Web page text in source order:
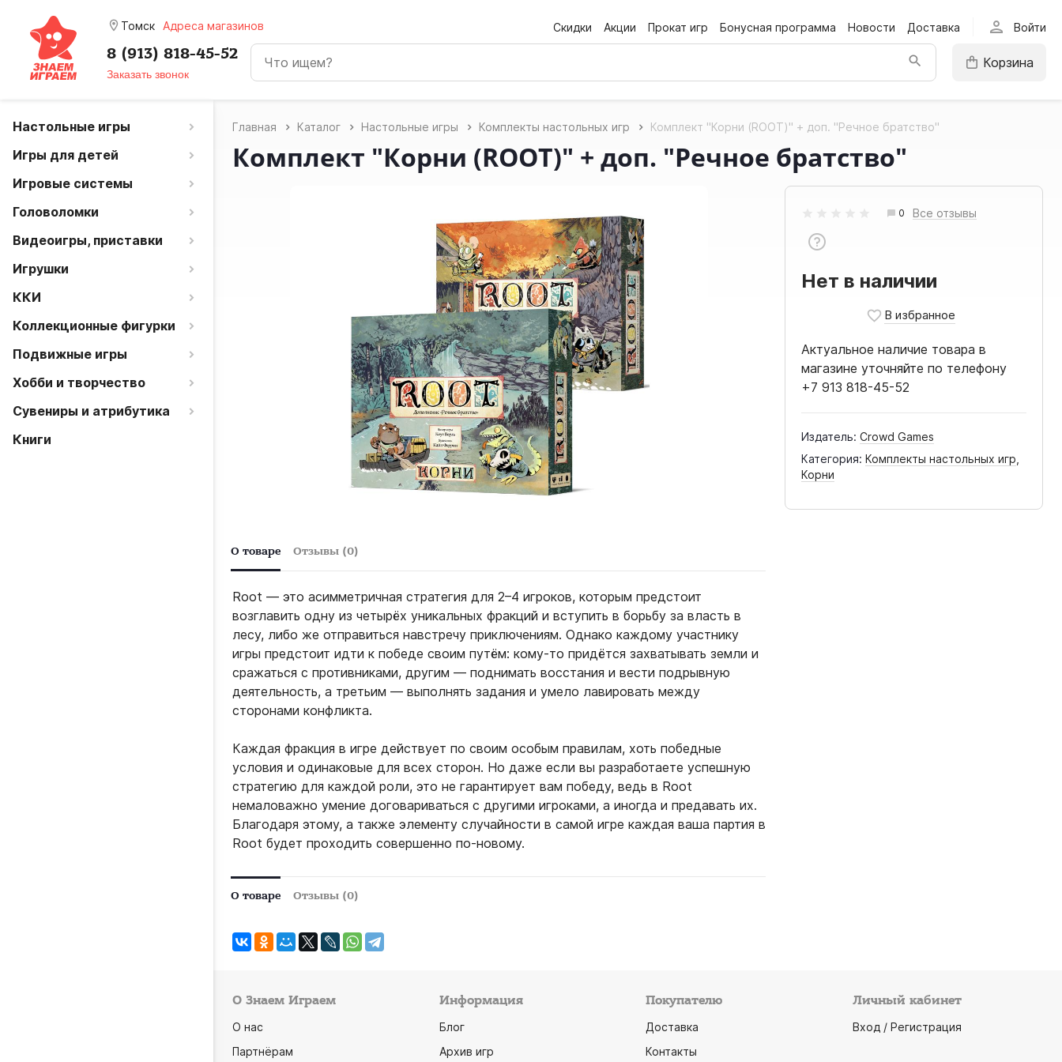
room Томск Адреса магазинов Скидки Акции Прокат игр Бонусная программа Новости Доставка person Войти
8 (913) 818-45-52
Заказать звонок
Корзина
Настольные игры
Игры для детей
Игровые системы
Головоломки
Видеоигры, приставки
Игрушки
ККИ
Коллекционные фигурки
Подвижные игры
Хобби и творчество
Сувениры и атрибутика
Книги
Главная Каталог Настольные игры Комплекты настольных игр Комплект "Корни (ROOT)" + доп. "Речное братство"
Комплект "Корни (ROOT)" + доп. "Речное братство"
0 Все отзывы
Нет в наличии
Актуальное наличие товара в
магазине уточняйте по телефону
+7 913 818-45-52
Издатель: Crowd Games
Категория: Комплекты настольных игр
Корни
О товаре Отзывы (0)
Root — это асимметричная стратегия для 2–4 игроков, которым предстоит
возглавить одну из четырёх уникальных фракций и вступить в борьбу за власть в
лесу, либо же отправиться навстречу приключениям. Однако каждому участнику
игры предстоит идти к победе своим путём: кому-то придётся захватывать земли и
сражаться с противниками, другим — поднимать восстания и вести подрывную
деятельность, а третьим — выполнять задания и умело лавировать между
сторонами конфликта.
Каждая фракция в игре действует по своим особым правилам, хоть победные
условия и одинаковые для всех сторон. Но даже если вы разработаете успешную
стратегию для каждой роли, это не гарантирует вам победу, ведь в Root
немаловажно умение договариваться с другими игроками, а иногда и предавать их.
Благодаря этому, а также элементу случайности в самой игре каждая ваша партия в
Root будет проходить совершенно по-новому.
О товаре Отзывы (0)
О Знаем Играем
О нас
Партнёрам
Информация
Блог
Архив игр
Покупателю
Доставка
Контакты
Личный кабинет
Вход / Регистрация